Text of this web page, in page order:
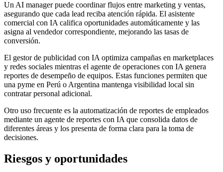
Un AI manager puede coordinar flujos entre marketing y ventas,
asegurando que cada lead reciba atención rápida. El asistente
comercial con IA califica oportunidades automáticamente y las
asigna al vendedor correspondiente, mejorando las tasas de
conversión.
El gestor de publicidad con IA optimiza campañas en marketplaces
y redes sociales mientras el agente de operaciones con IA genera
reportes de desempeño de equipos. Estas funciones permiten que
una pyme en Perú o Argentina mantenga visibilidad local sin
contratar personal adicional.
Otro uso frecuente es la automatización de reportes de empleados
mediante un agente de reportes con IA que consolida datos de
diferentes áreas y los presenta de forma clara para la toma de
decisiones.
Riesgos y oportunidades